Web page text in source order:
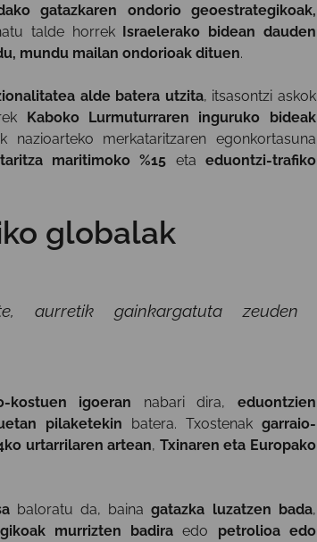
gatazkaren ondorio geoestrategikoak,
talde horrek Israelerako bidean dauden
mundu mailan ondorioak dituen.
alde batera utzita, itsasontzi askok
Kaboko Lurmuturraren inguruko bideak
nazioarteko merkataritzaren egonkortasuna
maritimoko %15 eta eduontzi-trafiko
globalak
aurretik gainkargatuta zeuden
kostuen igoeran nabari dira, eduontzien
pilaketekin batera. Txostenak garraio-
urtarrilaren artean, Txinaren eta Europako
baloratu da, bainagatazka luzatzen bada,
murrizten badira edo petrolioa edo